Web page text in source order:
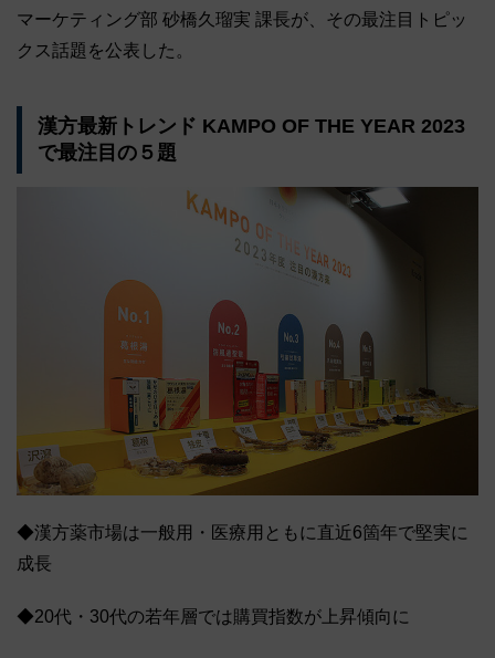
マーケティング部 砂橋久瑠実 課長が、その最注目トピッ
クス話題を公表した。
漢方最新トレンド KAMPO OF THE YEAR 2023
で最注目の５題
◆漢方薬市場は一般用・医療用ともに直近6箇年で堅実に
成長
◆20代・30代の若年層では購買指数が上昇傾向に